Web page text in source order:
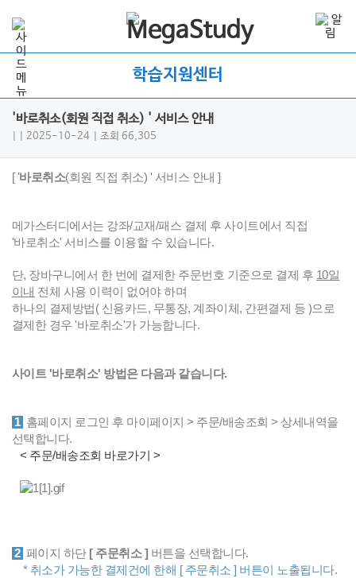
학습지원센터
'바로취소(회원 직접 취소) ' 서비스 안내
| 2025-10-24 | 조회 66,305
[ '바로취소(회원 직접 취소) ' 서비스 안내 ]
메가스터디에서는 강좌/교재/패스 결제 후 사이트에서 직접
'바로취소' 서비스를 이용할 수 있습니다.
단, 장바구니에서 한 번에 결제한 주문번호 기준으로 결제 후 10일
이내 전체 사용 이력이 없어야 하며
하나의 결제방법( 신용카드, 무통장, 계좌이체, 간편결제 등 )으로
결제한 경우 '바로취소'가 가능합니다.
사이트 '바로취소' 방법은 다음과 같습니다.
1 홈페이지 로그인 후 마이페이지 > 주문/배송조회 > 상세내역을
선택합니다.
< 주문/배송조회 바로가기 >
2 페이지 하단[ 주문취소 ] 버튼을 선택합니다.
* 취소가 가능한 결제건에 한해 [ 주문취소 ] 버튼이 노출됩니다.